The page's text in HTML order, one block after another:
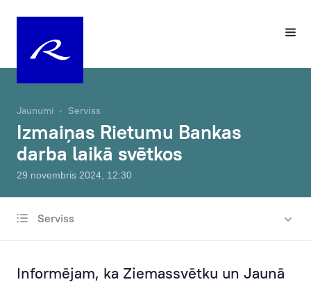
Jaunumi Serviss
Izmaiņas Rietumu Bankas
darba laikā svētkos
29 novembris 2024, 12:30
Serviss
Visas ziņas
Informējam, ka Ziemassvētku un Jaunā